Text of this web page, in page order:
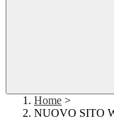
Home >
NUOVO SITO